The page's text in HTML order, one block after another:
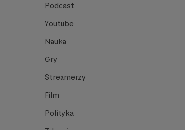
Podcast
Youtube
Nauka
Gry
Streamerzy
Film
Polityka